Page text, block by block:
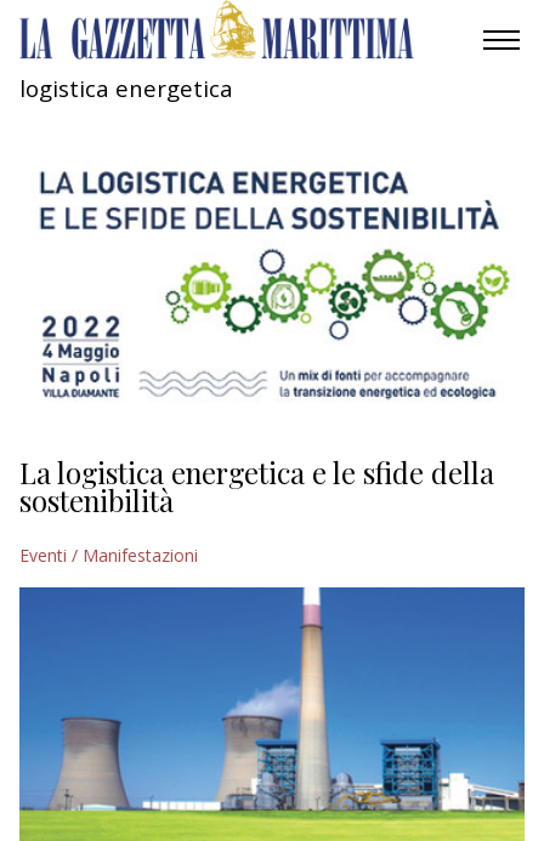
AMBIENTE
MOBILITÀ
INDUSTRIA
ECONOMIA
TURISMO
CULTURA
EDITORIALI
logistica energetica
La logistica energetica e le sfide della
sostenibilità
Eventi / Manifestazioni